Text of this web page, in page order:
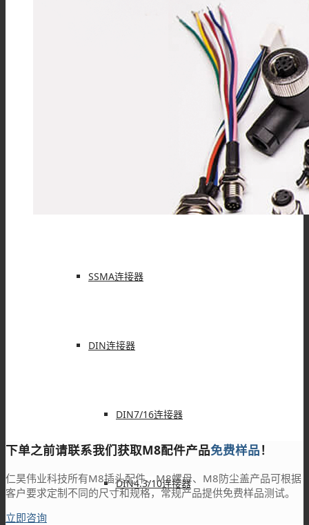
SSMA连接器
DIN连接器
DIN7/16连接器
DIN4.3/10连接器
下单之前请联系我们获取M8配件产品免费样品！
仁昊伟业科技所有M8插头配件、M8螺母、M8防尘盖产品可根据
客户要求定制不同的尺寸和规格，常规产品提供免费样品测试。
立即咨询